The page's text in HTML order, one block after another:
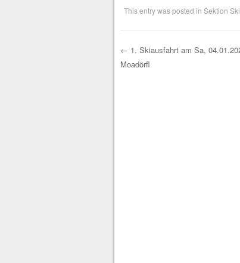
This entry was posted in Sektion Ski
Post navigation
← 1. Skiausfahrt am Sa,
Moadörfl